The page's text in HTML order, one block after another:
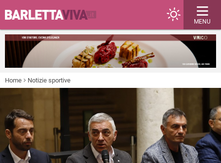
MENU
Home Notizie sportive